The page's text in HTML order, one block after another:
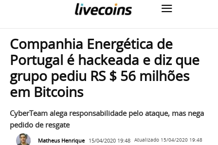
Companhia Energética de
Portugal é hackeada e diz que
grupo pediu RS $ 56 milhões
em Bitcoins
CyberTeam alega responsabilidade pelo ataque, mas nega
pedido de resgate
Matheus Henrique 15/04/2020 19:48 Atualizado 15/04/2020 19:48